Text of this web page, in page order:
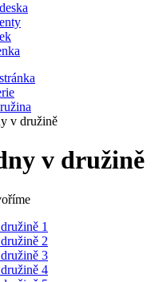
v družině
v družině